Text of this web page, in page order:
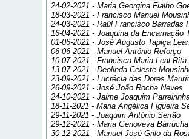
24-02-2021 - Maria Georgina Fialho
18-03-2021 - Francisco Manuel
24-03-2021 - Raúl Francisco Barradas
16-04-2021 - Joaquina da Encarnação
01-06-2021 - José Augusto Tapiça
06-06-2021 - Manuel António Reforço
10-07-2021 - Francisca Maria Leal Rita
13-07-2021 - Deolinda Celeste
23-09-2021 - Lucrécia das Dores
26-09-2021 - José João Rocha Neves
24-10-2021 - Jaime Joaquim
18-11-2021 - Maria Angélica Figueira
29-11-2021 - Joaquim António Serrão
29-12-2021 - Maria Genoveva
30-12-2021 - Manuel José Grilo da